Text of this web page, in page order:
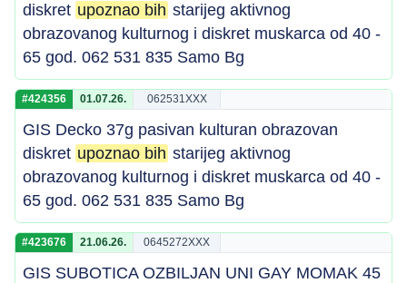
diskret upoznao bih starijeg aktivnog
obrazovanog kulturnog i diskret muskarca od 40 -
65 god. 062 531 835 Samo Bg
#424356 01.07.26. 062531XXX
GIS Decko 37g pasivan kulturan obrazovan
diskret upoznao bih starijeg aktivnog
obrazovanog kulturnog i diskret muskarca od 40 -
65 god. 062 531 835 Samo Bg
#423676 21.06.26. 0645272XXX
GIS SUBOTICA OZBILJAN UNI GAY MOMAK 45